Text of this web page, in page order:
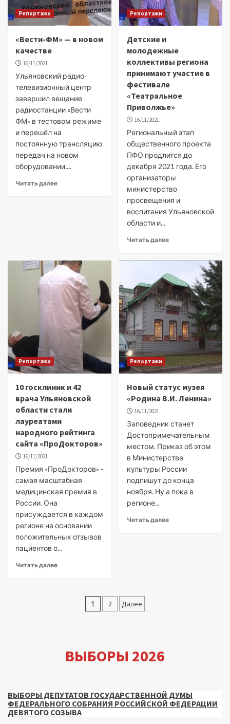
Репортажи
«Вести-ФМ» — в новом
качестве
16/11/2021
Ульяновский радио-
телевизионный центр
завершил вещание
радиостанции «Вести
ФМ» в тестовом режиме
и перешёл на
постоянную трансляцию
передач на новом
оборудовании....
Читать далее
Репортажи
Детские и
молодежные
коллективы региона
принимают участие в
фестивале
«Театральное
Приволжье»
16/11/2021
Региональный этап
общественного проекта
ПФО продлится до
декабря 2021 года. Его
организаторы -
министерство
просвещения и
воспитания Ульяновской
области и...
Читать далее
Репортажи
10 госклиник и 42
врача Ульяновской
области стали
лауреатами
народного рейтинга
сайта «ПроДокторов»
16/11/2021
Премия «ПроДокторов» -
самая масштабная
медицинская премия в
России. Она
присуждается в каждом
регионе на основании
положительных отзывов
пациентов о...
Читать далее
Репортажи
Новый статус музея
«Родина В.И. Ленина»
16/11/2021
Заповедник станет
Достопримечательным
местом. Приказ об этом
в Министерстве
культуры России
подпишут до конца
ноября. Ну а пока в
регионе...
Читать далее
Пагинация
1 2 Далее
ВЫБОРЫ 2026
ВЫБОРЫ ДЕПУТАТОВ ГОСУДАРСТВЕННОЙ ДУМЫ
ФЕДЕРАЛЬНОГО СОБРАНИЯ РОССИЙСКОЙ ФЕДЕРАЦИИ
ДЕВЯТОГО СОЗЫВА